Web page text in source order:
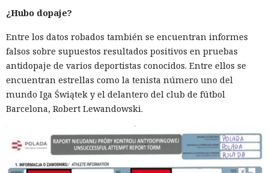
¿Hubo dopaje?
Entre los datos robados también se encuentran informes
falsos sobre supuestos resultados positivos en pruebas
antidopaje de varios deportistas conocidos. Entre ellos se
encuentran estrellas como la tenista número uno del
mundo Iga Świątek y el delantero del club de fútbol
Barcelona, Robert Lewandowski.